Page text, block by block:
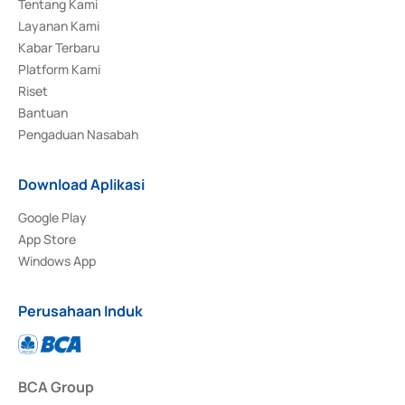
Tentang Kami
Layanan Kami
Kabar Terbaru
Platform Kami
Riset
Bantuan
Pengaduan Nasabah
Download Aplikasi
Google Play
App Store
Windows App
Perusahaan Induk
BCA Group